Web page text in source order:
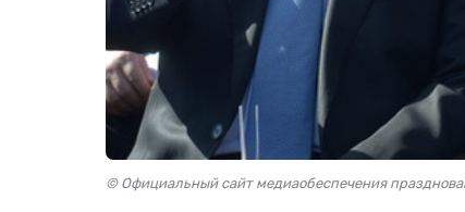
© Официальный сайт медиаобеспечения